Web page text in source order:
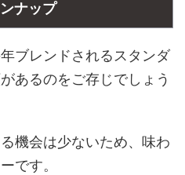
ナップ
ブレンドされるスタンダ
あるのをご存じでしょう
機会は少ないため、味わ
です。